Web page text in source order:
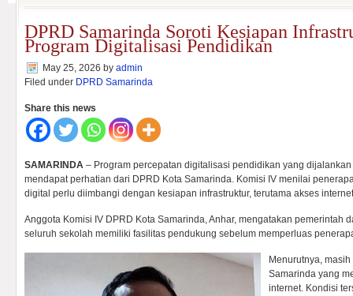
DPRD Samarinda Soroti Kesiapan
Program Digitalisasi Pendidikan
May 25, 2026 by admin
Filed under DPRD Samarinda
Share this news
SAMARINDA – Program percepatan digitalisasi pendidikan yang
mendapat perhatian dari DPRD Kota Samarinda. Komisi IV menilai
digital perlu diimbangi dengan kesiapan infrastruktur, terutama akses
Anggota Komisi IV DPRD Kota Samarinda, Anhar, mengatakan pemerintah
seluruh sekolah memiliki fasilitas pendukung sebelum memperluas
Menurutnya,
Samarinda yang
internet. Kondisi